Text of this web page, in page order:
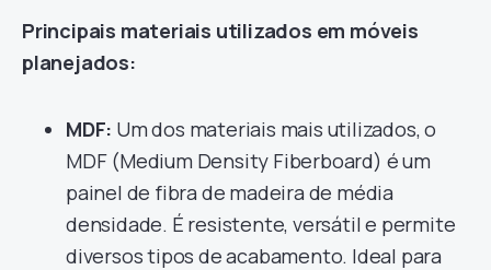
Principais materiais utilizados em móveis
planejados:
MDF: Um dos materiais mais utilizados, o
MDF (Medium Density Fiberboard) é um
painel de fibra de madeira de média
densidade. É resistente, versátil e permite
diversos tipos de acabamento. Ideal para